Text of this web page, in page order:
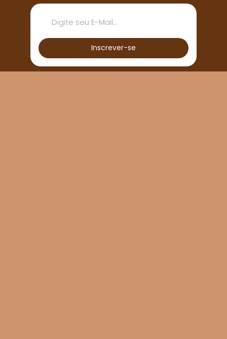
Inscrever-se